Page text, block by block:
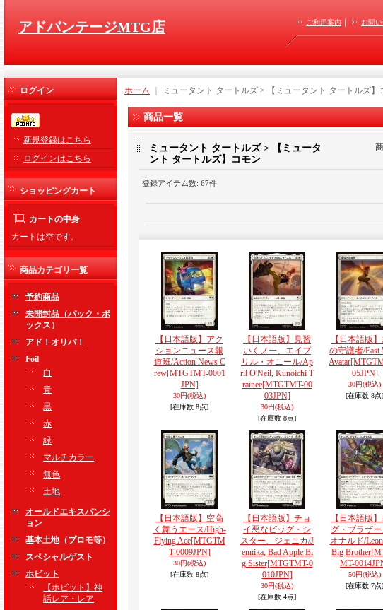
アドバンテージMTG店 ご利用案内 ｜ お問
ログイン
新規登録はこちら
ログインはこちら
ショッピングカート
カートの中身
カートは空です。
商品カテゴリ一覧
予約商品
未開封品（パック・ボ
ックス）
アド！オリパ！
Foil
白
青
黒
赤
緑
マルチカラー
無色
土地
オールドエキスパンシ
ョン
基本土地（プロモ等）
スペシャルゲスト
ホビット
【ホビット】神
話レア・レア
ホーム ミュータント タートルズ > 【ミュータント タートルズ】
商品一覧
ミュータント タートルズ > 【ミュータ
ント タートルズ】コモン
登録アイテム数: 67件
【日本語版】アク
ションニュース報
道班/Action News C
rew[MTGTMT-0001
JPN]
30円(税込)
[在庫数 8点]
【日本語版】見習
いくノ一、エイプ
リル・オニール/Ap
ril O'Neil, Kunoichi T
rainee[MTGTMT-00
03JPN]
30円(税込)
[在庫数 8点]
【日本語版
の守護者/East
Avatar
05JPN]
30円(税込)
[在庫数 8点]
【日本語版】空高
く舞うエース/High-
Flying Ace[MTGTM
T-0009JPN]
30円(税込)
[在庫数 8点]
【日本語版】チョ
イ悪なビッグ・シ
スター、ジェニカ/J
ennika, Bad Apple Bi
g Sister[MTGTMT-0
010JPN]
30円(税込)
[在庫数 4点]
【日本語版
グ・ブラザー
オナルド/
Big Brother
MT-
50円(税込)
[在庫数 7点]